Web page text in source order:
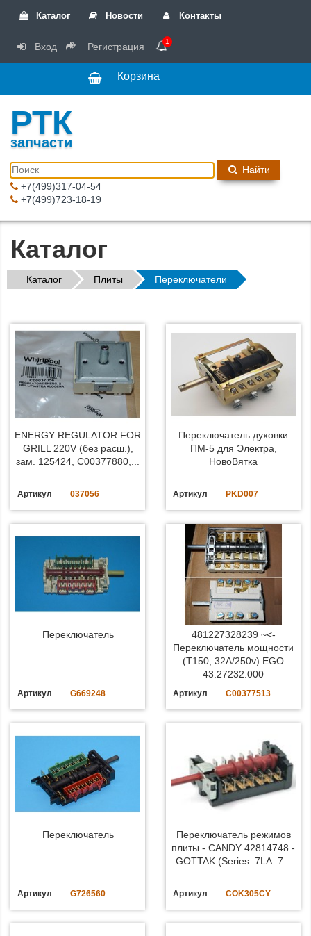
Каталог Новости Контакты
Вход Регистрация 1
Корзина
РТК
запчасти
Найти
+7(499)317-04-54
+7(499)723-18-19
Каталог
Каталог Плиты Переключатели
ENERGY REGULATOR FOR
GRILL 220V (без расш.),
зам. 125424, C00377880,...
Артикул 037056
Переключатель духовки
ПМ-5 для Электра,
НовоВятка
Артикул PKD007
Переключатель
Артикул G669248
481227328239 ~<-
Переключатель мощности
(T150, 32A/250v) EGO
43.27232.000
Артикул C00377513
Переключатель
Артикул G726560
Переключатель режимов
плиты - CANDY 42814748 -
GOTTAK (Series: 7LA. 7...
Артикул COK305CY